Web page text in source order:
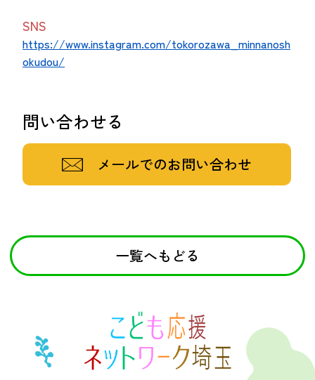
SNS
https://www.instagram.com/tokorozawa_minnanosh
okudou/
問い合わせる
メールでのお問い合わせ
一覧へもどる